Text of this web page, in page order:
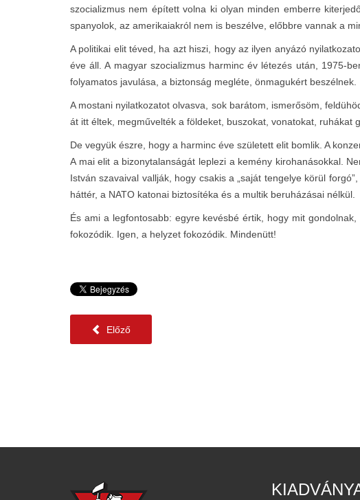
szocializmus nem épített volna ki olyan minden emberre
spanyolok, az amerikaiakról nem is beszélve, előbbre vannak a
A politikai elit téved, ha azt hiszi, hogy az ilyen anyázó
éve áll. A magyar szocializmus harminc év létezés után, 1975-
folyamatos javulása, a biztonság megléte, önmagukért beszélnek.
A mostani nyilatkozatot olvasva, sok barátom, ismerősöm,
át itt éltek, megművelték a földeket, buszokat, vonatokat, ruhákat
De vegyük észre, hogy a harminc éve született elit bomlik. A
A mai elit a bizonytalanságát leplezi a kemény kirohanásokkal.
István szavaival vallják, hogy csakis a „saját tengelye körül
háttér, a NATO katonai biztosítéka és a multik beruházásai nélkül.
És ami a legfontosabb: egyre kevésbé értik, hogy mit
fokozódik. Igen, a helyzet fokozódik. Mindenütt!
Előző